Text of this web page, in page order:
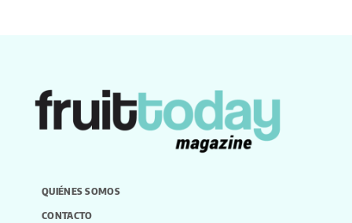
QUIÉNES SOMOS
CONTACTO